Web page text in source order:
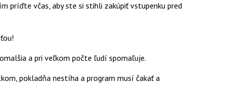
príďte včas, aby ste si stihli zakúpiť vstupenku pred
a pri veľkom počte ľudí spomaľuje.
pokladňa nestíha a program musí čakať a